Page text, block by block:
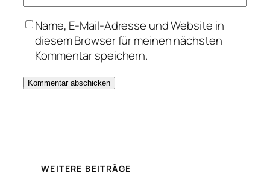
Name, E-Mail-Adresse und Website in
diesem Browser für meinen nächsten
Kommentar speichern.
WEITERE BEITRÄGE